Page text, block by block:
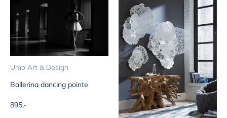
Umo Art & Design
Ballerina dancing pointe
Aanbiedingsprijs
895,-